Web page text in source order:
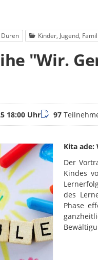
Düren Kinder, Jugend,
"Wir.
18:00 UhrTeilnehmer
97
Kita ade:
Der
Kindes
des
Phase